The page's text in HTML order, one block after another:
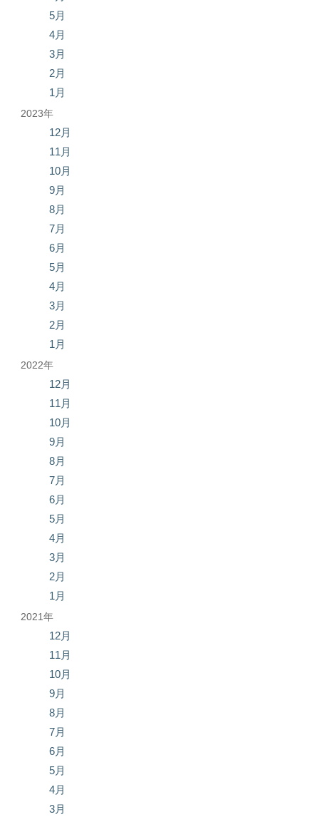
5月
4月
3月
2月
1月
2023年
12月
11月
10月
9月
8月
7月
6月
5月
4月
3月
2月
1月
2022年
12月
11月
10月
9月
8月
7月
6月
5月
4月
3月
2月
1月
2021年
12月
11月
10月
9月
8月
7月
6月
5月
4月
3月